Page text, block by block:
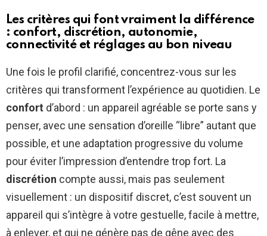
Les critères qui font vraiment la différence
: confort, discrétion, autonomie,
connectivité et réglages au bon niveau
Une fois le profil clarifié, concentrez-vous sur les
critères qui transforment l’expérience au quotidien. Le
confort d’abord : un appareil agréable se porte sans y
penser, avec une sensation d’oreille “libre” autant que
possible, et une adaptation progressive du volume
pour éviter l’impression d’entendre trop fort. La
discrétion compte aussi, mais pas seulement
visuellement : un dispositif discret, c’est souvent un
appareil qui s’intègre à votre gestuelle, facile à mettre,
à enlever, et qui ne génère pas de gêne avec des